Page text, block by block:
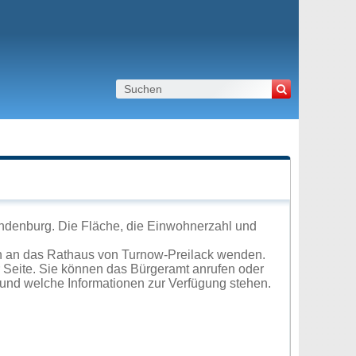
Die Fläche, die Einwohnerzahl und
das Rathaus von Turnow-Preilack wenden.
Sie können das Bürgeramt anrufen oder
welche Informationen zur Verfügung stehen.